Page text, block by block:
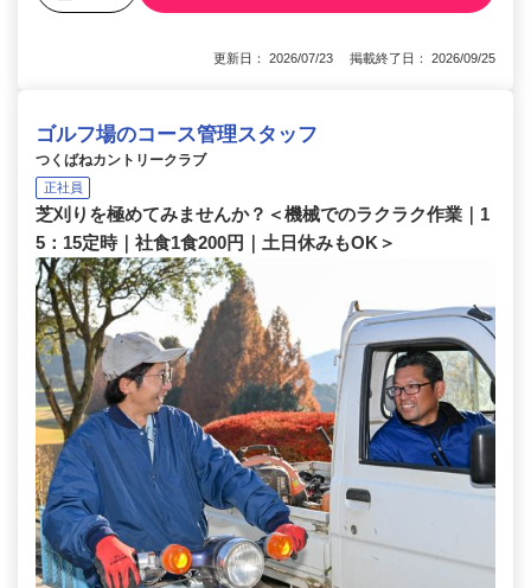
更新日： 2026/07/23 掲載終了日： 2026/09/25
ゴルフ場のコース管理スタッフ
つくばねカントリークラブ
正社員
芝刈りを極めてみませんか？＜機械でのラクラク作業｜1
5：15定時｜社食1食200円｜土日休みもOK＞